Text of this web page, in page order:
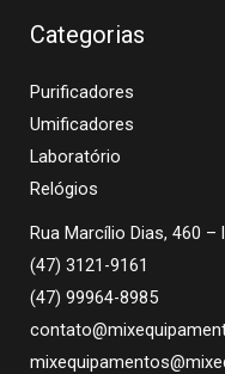
Categorias
Purificadores
Umificadores
Laboratório
Relógios
Rua Marcílio Dias, 460
(47) 3121-9161
(47) 99964-8985